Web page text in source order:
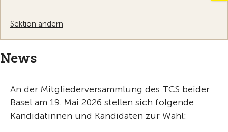
Sektion ändern
News
An der Mitgliederversammlung des TCS beider
Basel am 19. Mai 2026 stellen sich folgende
Kandidatinnen und Kandidaten zur Wahl: